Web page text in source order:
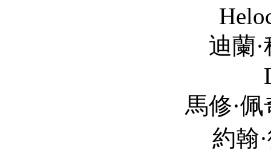
迪蘭·科寧
馬修·佩奇
約翰·彼得·